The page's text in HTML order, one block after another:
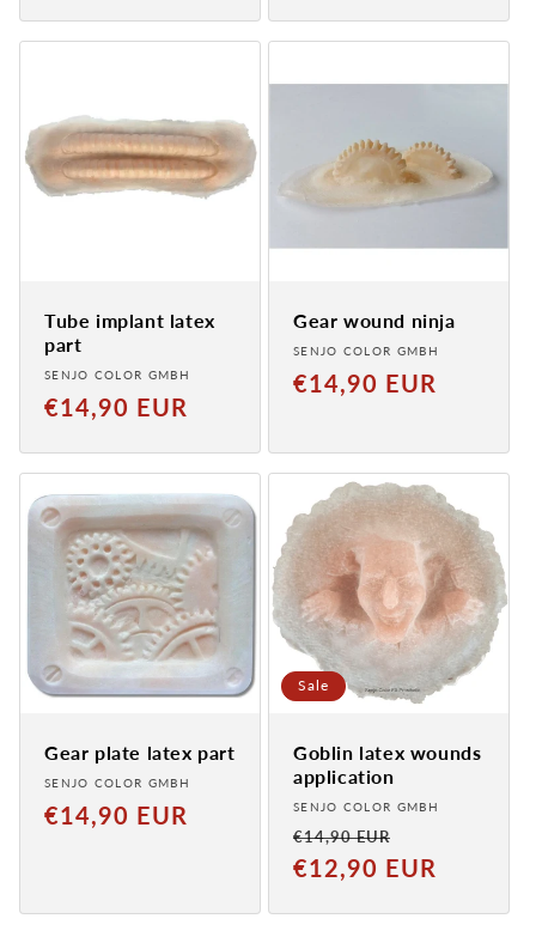
Tube implant latex
part
Provider:
SENJO COLOR GMBH
Normal
€14,90 EUR
Gear wound ninja
Provider:
SENJO COLOR GMBH
Normal
€14,90 EUR
Gear plate latex part
Provider:
SENJO COLOR GMBH
Normal
€14,90 EUR
Sale
Goblin latex wounds
application
Provider:
SENJO COLOR GMBH
Normaler
Preis
€14,90 EUR
€12,90 EUR